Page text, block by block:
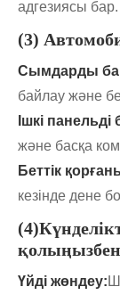
адгезиясы бар.
(3)
Сымдарды
байлау және
Ішкі панельді
және басқа
Беттік
кезінде дене
Үйді жөндеу: